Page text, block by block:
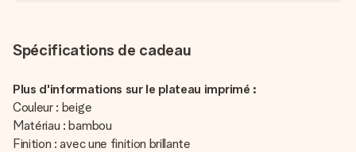
Spécifications de cadeau
Plus d'informations sur le plateau imprimé :
Couleur : beige
Matériau : bambou
Finition : avec une finition brillante